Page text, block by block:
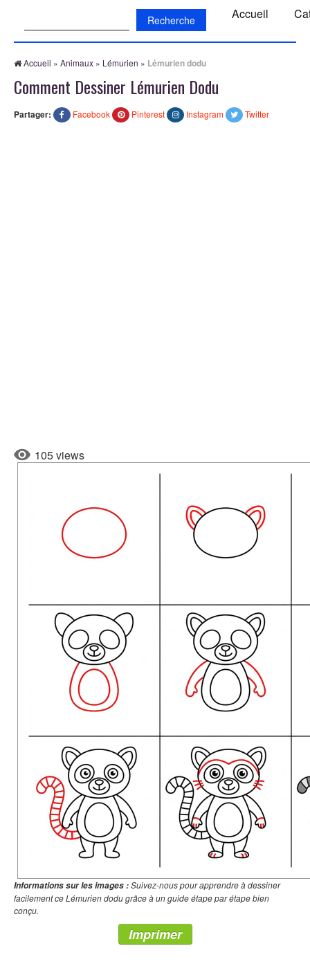
Accueil
Accueil » Animaux » Lémurien » Lémurien dodu
Comment Dessiner Lémurien Dodu
Partager: Facebook Pinterest Instagram Twitter
105 views
Informations sur les images :Suivez-nous pour apprendre à dessiner
facilement ce Lémurien dodu grâce à un guide étape par étape bien
conçu.
Imprimer